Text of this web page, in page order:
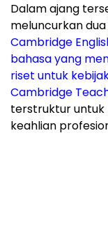
Dalam ajang
meluncurkan
Cambridge
bahasa yang
riset untuk
Cambridge
terstruktur untuk
keahlian